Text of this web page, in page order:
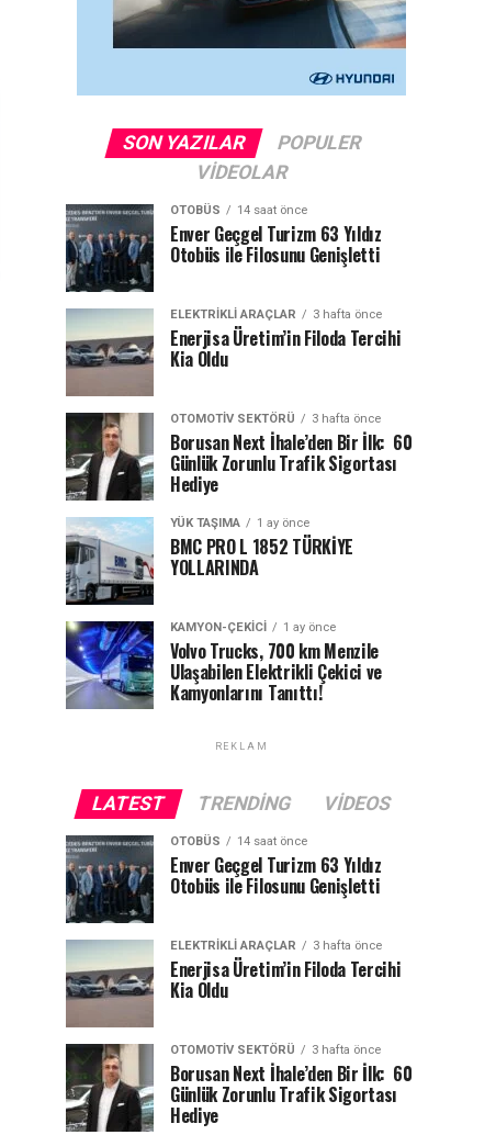
SON YAZILAR
POPULER
VIDEOLAR
OTOBÜS 14 saat önce
Enver Geçgel Turizm 63 Yıldız
Otobüs ile Filosunu Genişletti
ELEKTRIKLI ARAÇLAR 3 hafta önce
Enerjisa Üretim’in Filoda Tercihi
Kia Oldu
OTOMOTIV SEKTÖRÜ 3 hafta önce
Borusan Next İhale’den Bir İlk: 60
Günlük Zorunlu Trafik Sigortası
Hediye
YÜK TAŞIMA 1 ay önce
BMC PRO L 1852 TÜRKİYE
YOLLARINDA
KAMYON-ÇEKICI 1 ay önce
Volvo Trucks, 700 km Menzile
Ulaşabilen Elektrikli Çekici ve
Kamyonlarını Tanıttı!
REKLAM
LATEST TRENDING VIDEOS
OTOBÜS 14 saat önce
Enver Geçgel Turizm 63 Yıldız
Otobüs ile Filosunu Genişletti
ELEKTRIKLI ARAÇLAR 3 hafta önce
Enerjisa Üretim’in Filoda Tercihi
Kia Oldu
OTOMOTIV SEKTÖRÜ 3 hafta önce
Borusan Next İhale’den Bir İlk: 60
Günlük Zorunlu Trafik Sigortası
Hediye